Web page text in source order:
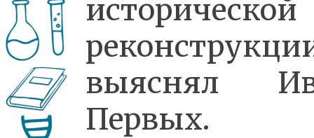
исторической
выяснял
Первых.